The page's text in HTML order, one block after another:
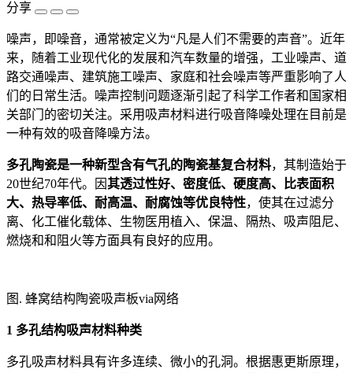
分享
噪声，即噪音，通常被定义为“凡是人们不需要的声音”。近年
来，随着工业现代化的发展和汽车数量的增强，工业噪声、道
路交通噪声、建筑施工噪声、家庭和社会噪声等严重影响了人
们的日常生活。噪声控制问题逐渐引起了科学工作者和国家相
关部门的密切关注。采用吸声材料进行吸音降噪处理在目前是
一种有效的吸音降噪方法。
多孔陶瓷是一种新型含有气孔的陶瓷基复合材料，其制造始于
20世纪70年代。因其透过性好、密度低、硬度高、比表面积
大、热导率低、耐高温、耐腐蚀等优良特性，使其在过滤分
离、化工催化载体、生物医用植入、保温、隔热、吸声阻尼、
燃烧和和阻火等方面具有良好的应用。
图. 蜂窝结构陶瓷吸声板via网络
1 多孔结构吸声材料种类
多孔吸声材料具有许多连续、微小的孔洞。根据惠更斯原理，